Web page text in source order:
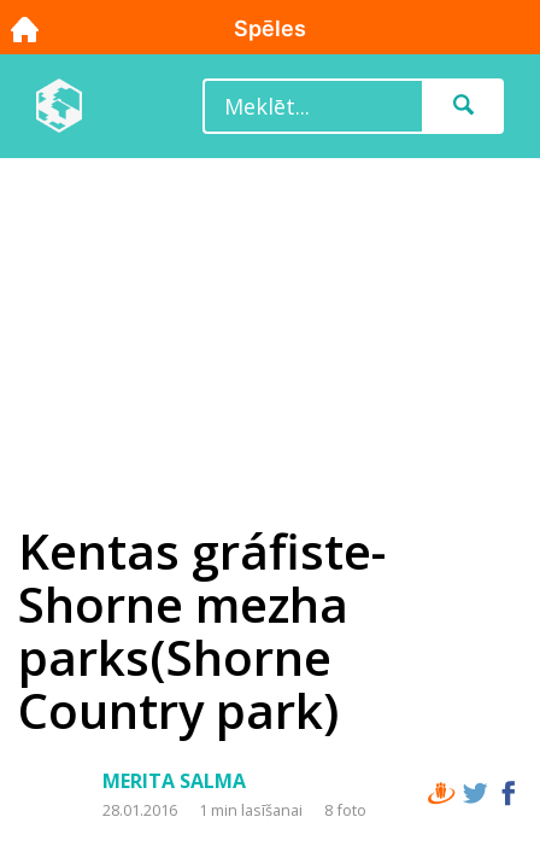
Kentas gráfiste-
Shorne mezha
parks(Shorne
Country park)
MERITA SALMA
28.01.2016 1 min lasīšanai 8 foto